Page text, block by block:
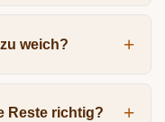
weich?
Reste richtig?